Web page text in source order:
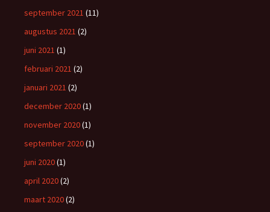
september 2021 (11)
augustus 2021 (2)
juni 2021 (1)
februari 2021 (2)
januari 2021 (2)
december 2020(1)
november 2020(1)
september 2020(1)
juni 2020(1)
april 2020(2)
maart 2020(2)